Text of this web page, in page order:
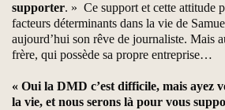
supporter. » Ce support et cette attitude
facteurs déterminants dans la vie de
aujourd’hui son rêve de journaliste. Mais
frère, qui possède sa propre entreprise…
« Oui la DMD c’est difficile, mais ayez
la vie, et nous serons là pour vous